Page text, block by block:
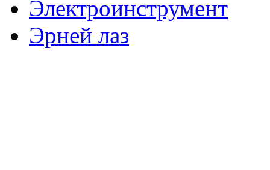
Электроинструмент
Эрней лаз